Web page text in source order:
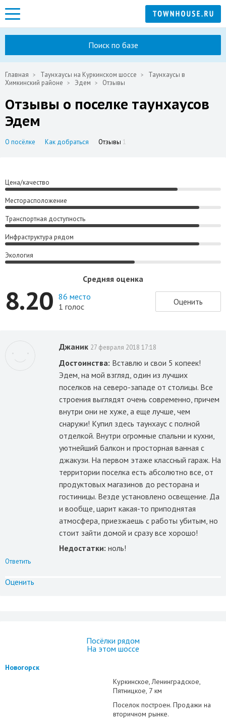
Поиск по базе
Главная Таунхаусы на Куркинском шоссе
Таунхаусы в
Химкинский районе
Эдем Отзывы
Отзывы о поселке таунхаусов
Эдем
О посёлке Как добраться Отзывы 1
Цена/качество
Месторасположение
Транспортная доступность
Инфраструктура рядом
Экология
Средняя оценка
8.20 86 место
1 голос
Оценить
Джаник 27 февраля 2018 17:18
Достоинства: Вставлю и свои 5 копеек!
Эдем, на мой взгляд, один из лучших
поселков на северо-западе от столицы. Все
строения выглядят очень современно, причем
внутри они не хуже, а еще лучше, чем
снаружи! Купил здесь таунхаус с полной
отделкой. Внутри огромные спальни и кухни,
уютнейший балкон и просторная ванная с
джакузи. На первом этаже классный гараж. На
территории поселка есть абсолютно все, от
продуктовых магазинов до ресторана и
гостиницы. Везде установлено освещение. Да
и вообще, царит какая-то приподнятая
атмосфера, приезжаешь с работы убитым, но
стоит зайти домой и сразу все хорошо!
Недостатки: ноль!
Ответить
Оценить
Посёлки рядом
На этом шоссе
Новогорск
Куркинское Ленинградское
Пятницкое 7 км
Поселок построен. Продажи на
вторичном рынке.